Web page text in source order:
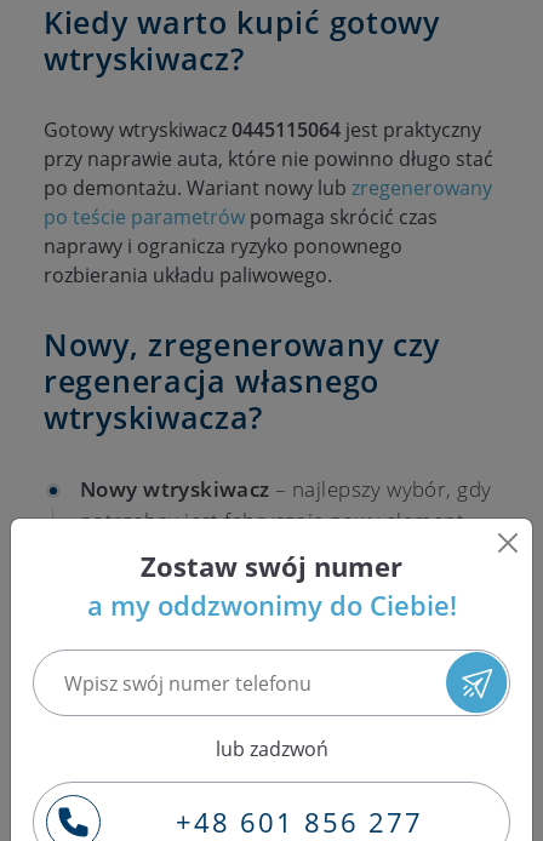
Kiedy warto kupić gotowy
wtryskiwacz?
Gotowy wtryskiwacz0445115064 jest praktyczny
przy naprawie auta, które nie powinno długo stać
po demontażu. Wariant nowy lub zregenerowany
po teście parametrów pomaga skrócić czas
naprawy i ogranicza ryzyko ponownego
rozbierania układu paliwowego.
Nowy, zregenerowany czy
regeneracja własnego
wtryskiwacza?
Nowy wtryskiwacz – najlepszy wybór, gdy
potrzebny jest fabrycznie nowy element
Bosch do silnika 3.0 CDI lub 3.0 CRD i
szybkie przygotowanie części do montażu.
wariant, gdy liczy się sprawdzony element
po teście parametrów, dostępność
Regeneracja własnego wtryskiwacza–
opłacalna wtedy, gdy diagnostyka
Zostaw swój numer
a my oddzwonimy do Ciebie!
lub zadzwoń
+48 601 856 277